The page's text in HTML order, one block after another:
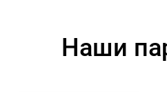
Наши